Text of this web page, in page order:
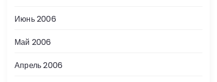
Июнь 2006
Май 2006
Апрель 2006